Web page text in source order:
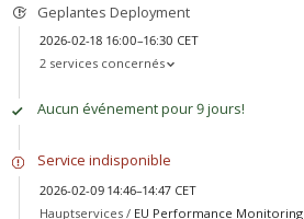
Geplantes Deployment
2026-02-18 16:00–16:30 CET
2 services concernés
Aucun événement pour 9 jours!
Service indisponible
2026-02-09 14:46–14:47 CET
Hauptservices / EU Performance Monitoring